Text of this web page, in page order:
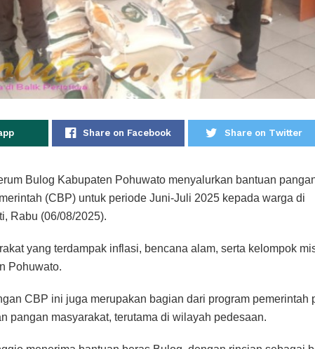
Share on Facebook Share on Twitter
Bulog Kabupaten Pohuwato menyalurkan bantuan
(CBP) untuk periode Juni-Juli 2025 kepada warga di
Rabu (06/08/2025).
yang terdampak inflasi, bencana alam, serta kelompok
Pohuwato.
CBP ini juga merupakan bagian dari program pemerintah
pangan masyarakat, terutama di wilayah pedesaan.